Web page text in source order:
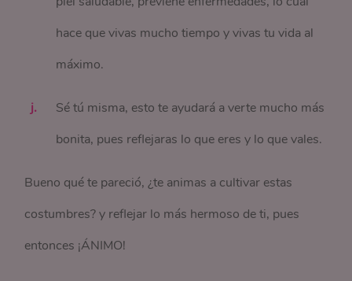
hace que vivas mucho tiempo y vivas tu vida al
máximo.
Sé tú misma, esto te ayudará a verte mucho más
bonita, pues reflejaras lo que eres y lo que vales.
Bueno qué te pareció, ¿te animas a cultivar estas
costumbres? y reflejar lo más hermoso de ti, pues
entonces ¡ÁNIMO!